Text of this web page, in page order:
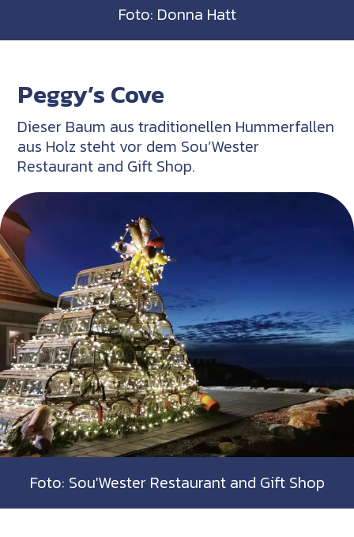
Foto: Donna Hatt
Peggy’s Cove
Dieser Baum aus traditionellen Hummerfallen
aus Holz steht vor dem Sou’Wester
Restaurant and Gift Shop.
Foto: Sou'Wester Restaurant and Gift Shop